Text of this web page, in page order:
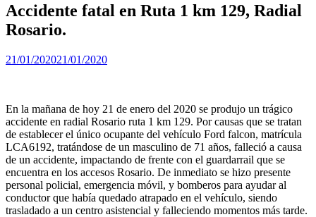
Accidente fatal en Ruta 1 km 129, Radial
Rosario.
21/01/202021/01/2020
En la mañana de hoy 21 de enero del 2020 se produjo un trágico
accidente en radial Rosario ruta 1 km 129. Por causas que se tratan
de establecer el único ocupante del vehículo Ford falcon, matrícula
LCA6192, tratándose de un masculino de 71 años, falleció a causa
de un accidente, impactando de frente con el guardarrail que se
encuentra en los accesos Rosario. De inmediato se hizo presente
personal policial, emergencia móvil, y bomberos para ayudar al
conductor que había quedado atrapado en el vehículo, siendo
trasladado a un centro asistencial y falleciendo momentos más tarde.